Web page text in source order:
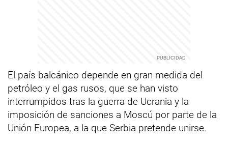
El país balcánico depende en gran medida del
petróleo y el gas rusos, que se han visto
interrumpidos tras la guerra de Ucrania y la
imposición de sanciones a Moscú por parte de la
Unión Europea, a la que Serbia pretende unirse.